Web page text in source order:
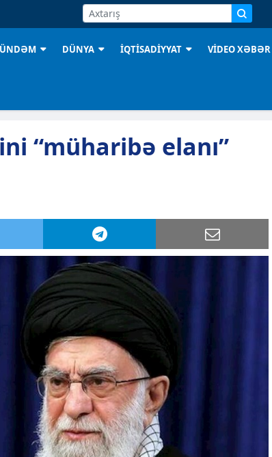
DÜNYA İQTİSADİYYAT VİDEO XƏBƏR
“müharibə elanı”